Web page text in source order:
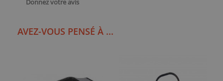
Donnez votre avis
AVEZ-VOUS PENSÉ À ...